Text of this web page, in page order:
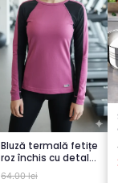
Bluză termală fetițe
roz închis cu detalii
negre, cu pu...
64.00 lei